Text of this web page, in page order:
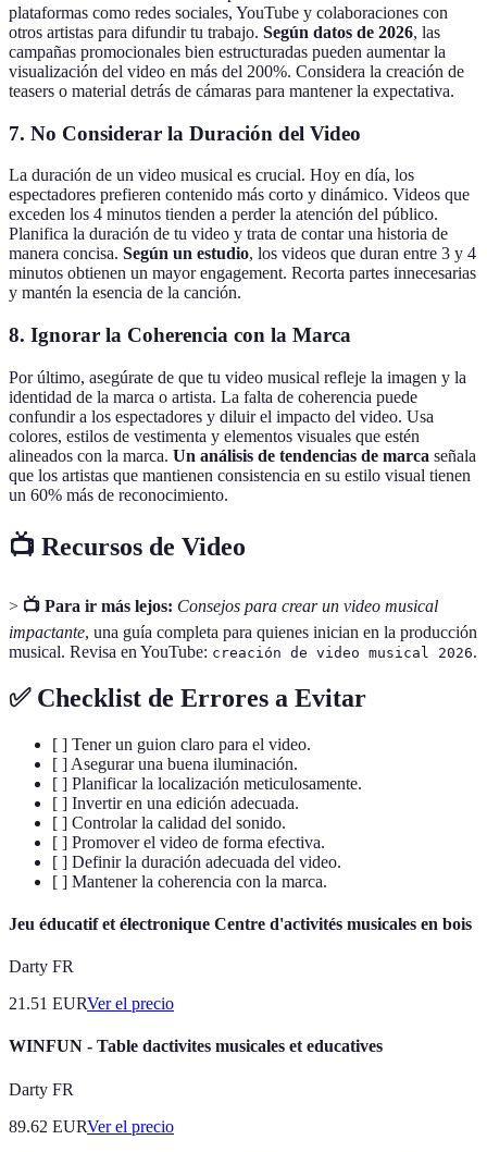
plataformas como redes sociales, YouTube y colaboraciones con
otros artistas para difundir tu trabajo. Según datos de 2026, las
campañas promocionales bien estructuradas pueden aumentar la
visualización del video en más del 200%. Considera la creación de
teasers o material detrás de cámaras para mantener la expectativa.
7. No Considerar la Duración del Video
La duración de un video musical es crucial. Hoy en día, los
espectadores prefieren contenido más corto y dinámico. Videos que
exceden los 4 minutos tienden a perder la atención del público.
Planifica la duración de tu video y trata de contar una historia de
manera concisa. Según un estudio, los videos que duran entre 3 y 4
minutos obtienen un mayor engagement. Recorta partes innecesarias
y mantén la esencia de la canción.
8. Ignorar la Coherencia con la Marca
Por último, asegúrate de que tu video musical refleje la imagen y la
identidad de la marca o artista. La falta de coherencia puede
confundir a los espectadores y diluir el impacto del video. Usa
colores, estilos de vestimenta y elementos visuales que estén
alineados con la marca. Un análisis de tendencias de marca señala
que los artistas que mantienen consistencia en su estilo visual tienen
un 60% más de reconocimiento.
📺 Recursos de Video
> 📺 Para ir más lejos: Consejos para crear un video musical
impactante, una guía completa para quienes inician en la producción
musical. Revisa en YouTube: creación de video musical 2026.
✅ Checklist de Errores a Evitar
[ ] Tener un guion claro para el video.
[ ] Asegurar una buena iluminación.
[ ] Planificar la localización meticulosamente.
[ ] Invertir en una edición adecuada.
[ ] Controlar la calidad del sonido.
[ ] Promover el video de forma efectiva.
[ ] Definir la duración adecuada del video.
[ ] Mantener la coherencia con la marca.
Jeu éducatif et électronique Centre d'activités musicales en bois
Darty FR
21.51 EURVer el precio
WINFUN - Table dactivites musicales et educatives
Darty FR
89.62 EURVer el precio